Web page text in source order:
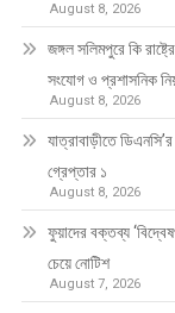
August 8, 2026
জঙ্গল সলিমপুরে কি
সংযোগ ও প্রশাসনিক
August 8, 2026
যাত্রাবাড়ীতে
গ্রেপ্তার ১
August 8, 2026
ফুয়াদের বক্তব্য
চেয়ে নোটিশ
August 7, 2026